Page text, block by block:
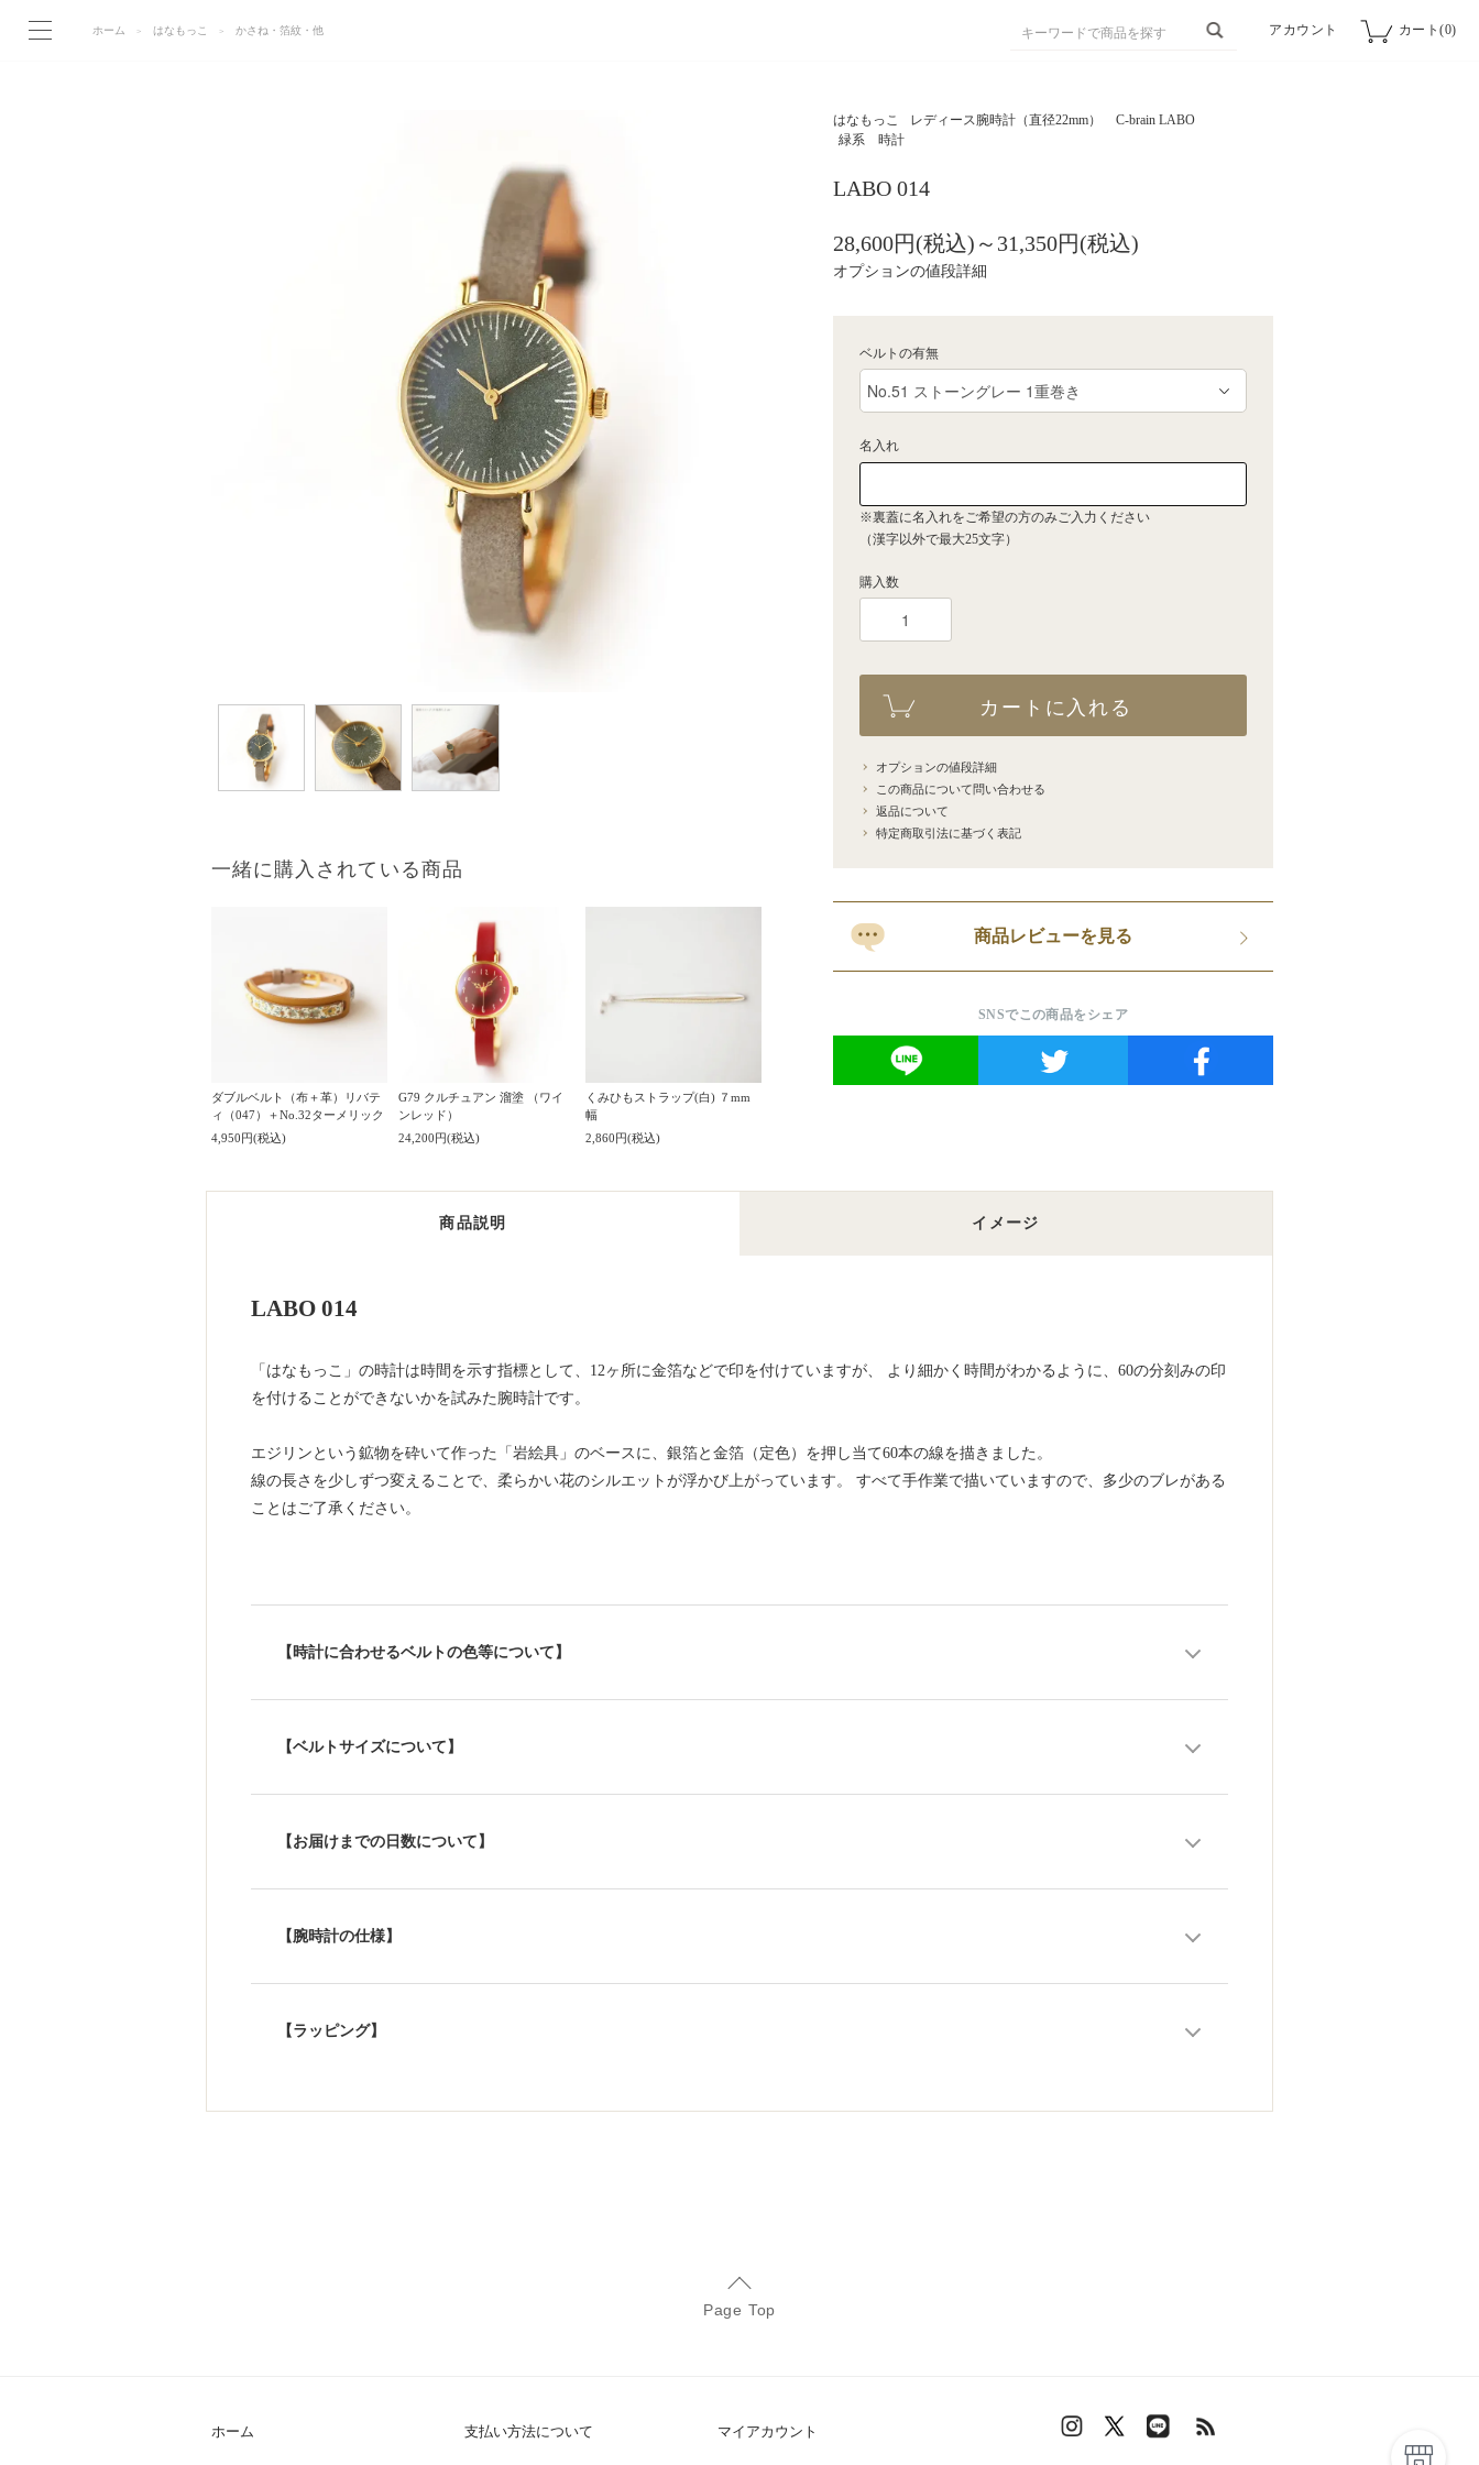
アカウント カート(0)
ホーム はなもっこ かさね・箔紋・他
一緒に購入されている商品
ダブルベルト（布＋革）リバテ
ィ（047）＋No.32ターメリック
4,950円(税込)
G79 クルチュアン 溜塗 （ワイ
ンレッド）
24,200円(税込)
くみひもストラップ(白) ７mm
幅
2,860円(税込)
はなもっこ レディース腕時計（直径22mm）
C-brain LABO
緑系 時計
LABO 014
28,600円(税込)～31,350円(税込)
オプションの値段詳細
ベルトの有無
名入れ
※裏蓋に名入れをご希望の方のみご入力ください
（漢字以外で最大25文字）
購入数
カートに入れる
オプションの値段詳細
この商品について問い合わせる
返品について
特定商取引法に基づく表記
商品レビューを見る
SNSでこの商品をシェア
商品説明 イメージ
LABO 014
「はなもっこ」の時計は時間を示す指標として、12ヶ所に金箔などで印を付けていますが、 より細かく時間がわかるように、60の分刻みの印
を付けることができないかを試みた腕時計です。
エジリンという鉱物を砕いて作った「岩絵具」のベースに、銀箔と金箔（定色）を押し当て60本の線を描きました。
線の長さを少しずつ変えることで、柔らかい花のシルエットが浮かび上がっています。 すべて手作業で描いていますので、多少のブレがある
ことはご了承ください。
【時計に合わせるベルトの色等について】
【ベルトサイズについて】
【お届けまでの日数について】
【腕時計の仕様】
【ラッピング】
Page Top
ホーム 支払い方法について マイアカウント